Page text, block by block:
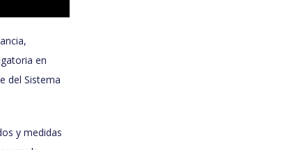
en
del Sistema
y medidas